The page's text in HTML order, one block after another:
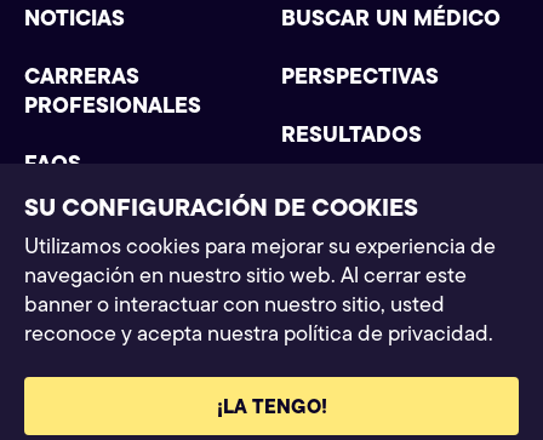
NOTICIAS
CARRERAS
PROFESIONALES
FAQS
BUSCAR UN MÉDICO
PERSPECTIVAS
RESULTADOS
Postman Law 2025. Todos los derechos reservados
Condiciones generales Aviso legal
SU CONFIGURACIÓN DE COOKIES
Utilizamos cookies para mejorar su experiencia de
navegación en nuestro sitio web. Al cerrar este
banner o interactuar con nuestro sitio, usted
reconoce y acepta nuestra política de privacidad.
¡LA TENGO!